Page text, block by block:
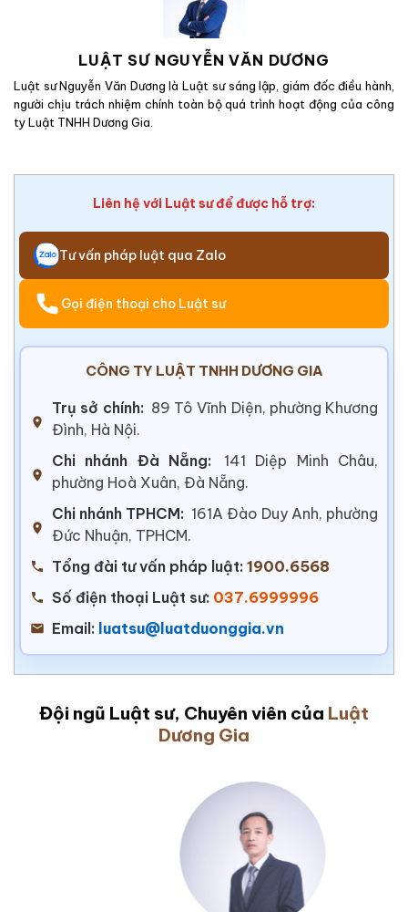
LUẬT SƯ NGUYỄN VĂN DƯƠNG
Luật sư Nguyễn Văn Dương là Luật sư sáng lập, giám đốc điều hành,
người chịu trách nhiệm chính toàn bộ quá trình hoạt động của công
ty Luật TNHH Dương Gia.
Liên hệ với Luật sư để được hỗ trợ:
Tư vấn pháp luật qua Zalo
Gọi điện thoại cho Luật sư
CÔNG TY LUẬT TNHH DƯƠNG GIA
Trụ sở chính: 89 Tô Vĩnh Diện, phường Khương
Đình, Hà Nội.
Chi nhánh Đà Nẵng:
141 Diệp Minh Châu,
phường Hoà Xuân, Đà Nẵng.
Chi nhánh TPHCM: 161A Đào Duy Anh, phường
Đức Nhuận, TPHCM.
Tổng đài tư vấn pháp luật: 1900.6568
Số điện thoại Luật sư: 037.6999996
Email: luatsu@luatduonggia.vn
Đội ngũ Luật sư, Chuyên viên của Luật
Dương Gia